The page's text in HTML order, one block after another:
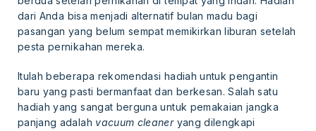
dari Anda bisa menjadi alternatif bulan madu bagi
pasangan yang belum sempat memikirkan liburan setelah
pesta pernikahan mereka.
Itulah beberapa rekomendasi hadiah untuk pengantin
baru yang pasti bermanfaat dan berkesan. Salah satu
hadiah yang sangat berguna untuk pemakaian jangka
panjang adalah vacuum cleaneryang dilengkapi